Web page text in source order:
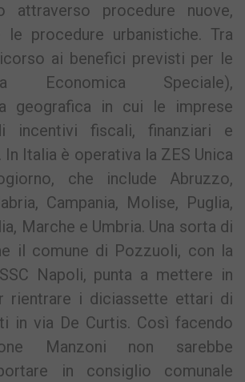
attraverso procedure nuove,
procedure urbanistiche. Tra
ai benefici previsti per le
Economica Speciale),
geografica in cui le imprese
incentivi fiscali, finanziari e
Italia è operativa la ZES Unica
che include Abruzzo,
Campania, Molise, Puglia,
Marche e Umbria. Una sorta di
il comune di Pozzuoli, con la
Napoli, punta a mettere in
rientrare i diciassette ettari di
in via De Curtis. Così facendo
Manzoni non sarebbe
in consiglio comunale